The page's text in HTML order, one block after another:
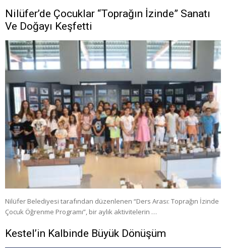
Nilüfer’de Çocuklar “Toprağın İzinde” Sanatı
Ve Doğayı Keşfetti
Nilüfer Belediyesi tarafından düzenlenen “Ders Arası: Toprağın İzinde
Çocuk Öğrenme Programı”, bir aylık aktivitelerin …
Kestel’in Kalbinde Büyük Dönüşüm